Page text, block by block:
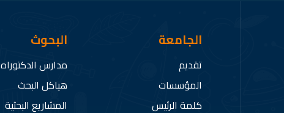
الجامعة
تقديم
المؤسسات
كلمة الرئيس
البحوث
مدارس الدكتوراه
هياكل البحث
المشاريع البحثية